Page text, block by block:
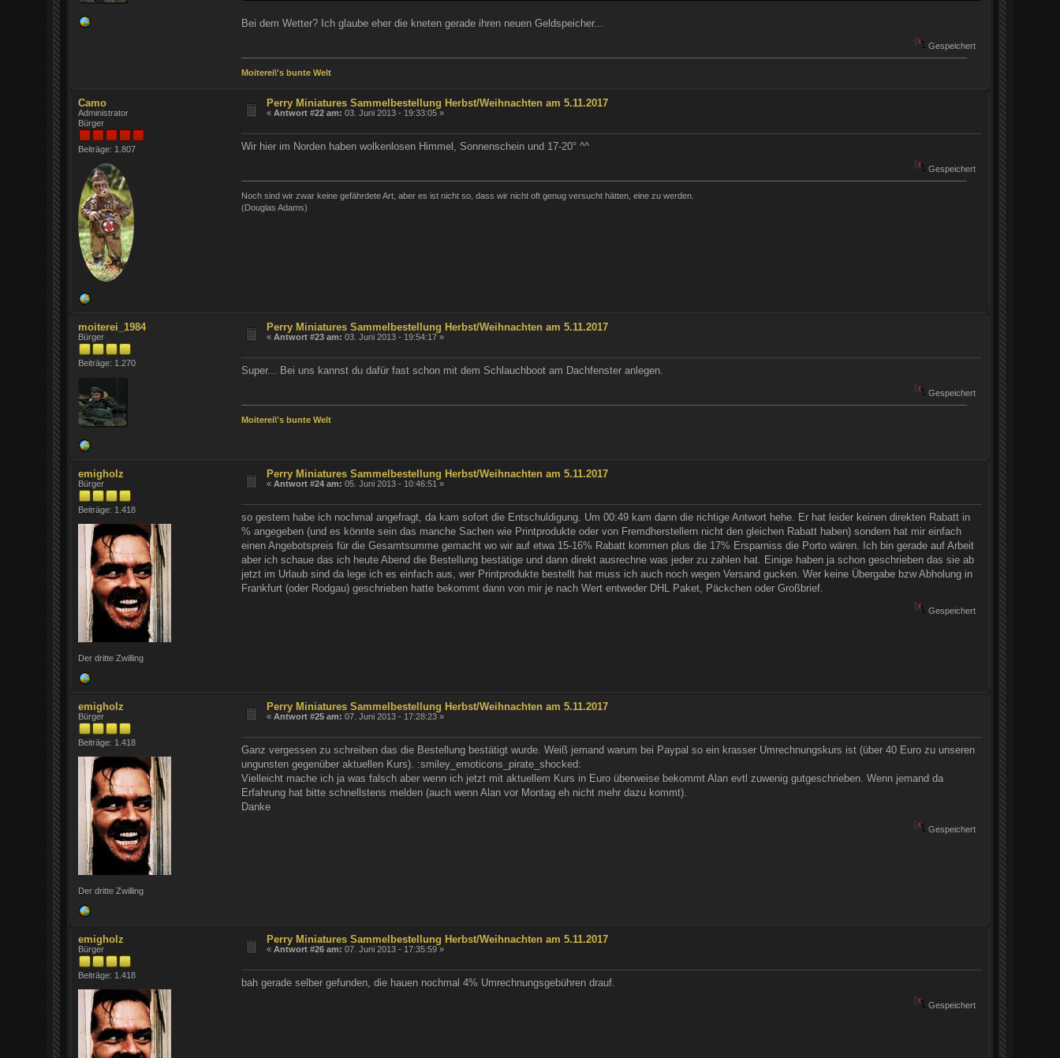
Bei dem Wetter? Ich glaube eher die kneten gerade ihren neuen Geldspeicher...
Gespeichert
Moiterei\'s bunte Welt
Camo
Administrator
Bürger
Beiträge: 1.807
Perry Miniatures Sammelbestellung Herbst/Weihnachten am 5.11.2017
«Antwort #22 am: 03. Juni 2013 - 19:33:05 »
Wir hier im Norden haben wolkenlosen Himmel, Sonnenschein und 17-20° ^^
Gespeichert
Noch sind wir zwar keine gefährdete Art, aber es ist nicht so, dass wir nicht oft genug versucht hätten, eine zu werden.
(Douglas Adams)
moiterei_1984
Bürger
Beiträge: 1.270
Perry Miniatures Sammelbestellung Herbst/Weihnachten am 5.11.2017
«Antwort #23 am: 03. Juni 2013 - 19:54:17 »
Super... Bei uns kannst du dafür fast schon mit dem Schlauchboot am Dachfenster anlegen.
Gespeichert
Moiterei\'s bunte Welt
emigholz
Bürger
Beiträge: 1.418
Der dritte Zwilling
Perry Miniatures Sammelbestellung Herbst/Weihnachten am 5.11.2017
«Antwort #24 am: 05. Juni 2013 - 10:46:51 »
so gestern habe ich nochmal angefragt, da kam sofort die Entschuldigung. Um 00:49 kam dann die richtige Antwort hehe. Er hat leider keinen direkten Rabatt in
% angegeben (und es könnte sein das manche Sachen wie Printprodukte oder von Fremdherstellern nicht den gleichen Rabatt haben) sondern hat mir einfach
einen Angebotspreis für die Gesamtsumme gemacht wo wir auf etwa 15-16% Rabatt kommen plus die 17% Ersparniss die Porto wären. Ich bin gerade auf Arbeit
aber ich schaue das ich heute Abend die Bestellung bestätige und dann direkt ausrechne was jeder zu zahlen hat. Einige haben ja schon geschrieben das sie ab
jetzt im Urlaub sind da lege ich es einfach aus, wer Printprodukte bestellt hat muss ich auch noch wegen Versand gucken. Wer keine Übergabe bzw Abholung in
Frankfurt (oder Rodgau) geschrieben hatte bekommt dann von mir je nach Wert entweder DHL Paket, Päckchen oder Großbrief.
Gespeichert
emigholz
Bürger
Beiträge: 1.418
Der dritte Zwilling
Perry Miniatures Sammelbestellung Herbst/Weihnachten am 5.11.2017
«Antwort #25 am: 07. Juni 2013 - 17:28:23 »
Ganz vergessen zu schreiben das die Bestellung bestätigt wurde. Weiß jemand warum bei Paypal so ein krasser Umrechnungskurs ist (über 40 Euro zu unseren
ungunsten gegenüber aktuellen Kurs). :smiley_emoticons_pirate_shocked:
Vielleicht mache ich ja was falsch aber wenn ich jetzt mit aktuellem Kurs in Euro überweise bekommt Alan evtl zuwenig gutgeschrieben. Wenn jemand da
Erfahrung hat bitte schnellstens melden (auch wenn Alan vor Montag eh nicht mehr dazu kommt).
Danke
Gespeichert
emigholz
Bürger
Beiträge: 1.418
Perry Miniatures Sammelbestellung Herbst/Weihnachten am 5.11.2017
«Antwort #26 am: 07. Juni 2013 - 17:35:59 »
bah gerade selber gefunden, die hauen nochmal 4% Umrechnungsgebühren drauf.
Gespeichert